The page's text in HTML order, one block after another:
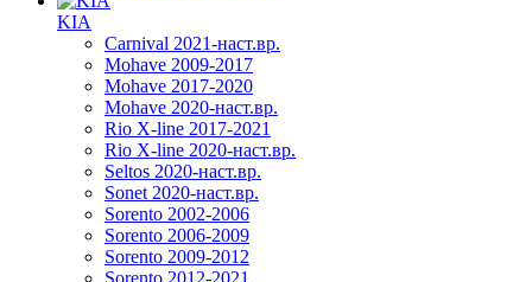
KIA
Carnival 2021-наст.вр.
Mohave 2009-2017
Mohave 2017-2020
Mohave 2020-наст.вр.
Rio X-line 2017-2021
Rio X-line 2020-наст.вр.
Seltos 2020-наст.вр.
Sonet 2020-наст.вр.
Sorento 2002-2006
Sorento 2006-2009
Sorento 2009-2012
Sorento 2012-2021